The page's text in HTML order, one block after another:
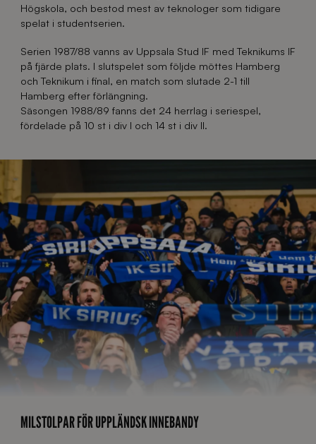
Högskola, och bestod mest av teknologer som tidigare
spelat i studentserien.
Serien 1987/88 vanns av Uppsala Stud IF med Teknikums IF
på fjärde plats. I slutspelet som följde möttes Hamberg
och Teknikum i final, en match som slutade 2-1 till
Hamberg efter förlängning.
Säsongen 1988/89 fanns det 24 herrlag i seriespel,
fördelade på 10 st i div I och 14 st i div II.
MILSTOLPAR FÖR UPPLÄNDSK INNEBANDY